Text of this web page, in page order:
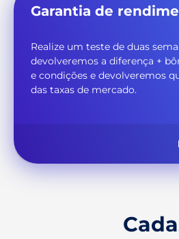
Garantia de
Realize um teste de duas
devolveremos a diferença +
e condições e devolveremos
das taxas de mercado.